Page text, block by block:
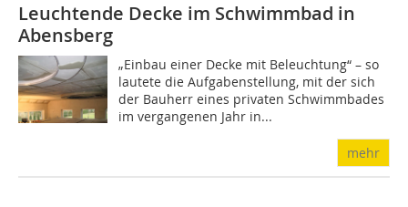
Leuchtende Decke im Schwimmbad in
Abensberg
„Einbau einer Decke mit Beleuchtung“ – so
lautete die Aufgabenstellung, mit der sich
der Bauherr eines privaten Schwimmbades
im vergangenen Jahr in...
mehr